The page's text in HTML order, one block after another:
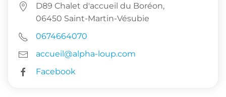
D89 Chalet d'accueil du Boréon,
06450 Saint-Martin-Vésubie
0674664070
accueil@alpha-loup.com
Facebook